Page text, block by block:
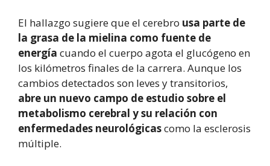
El hallazgo sugiere que el cerebro usa parte de
la grasa de la mielina como fuente de
energía cuando el cuerpo agota el glucógeno en
los kilómetros finales de la carrera. Aunque los
cambios detectados son leves y transitorios,
abre un nuevo campo de estudio sobre el
metabolismo cerebral y su relación con
enfermedades neurológicascomo la esclerosis
múltiple.